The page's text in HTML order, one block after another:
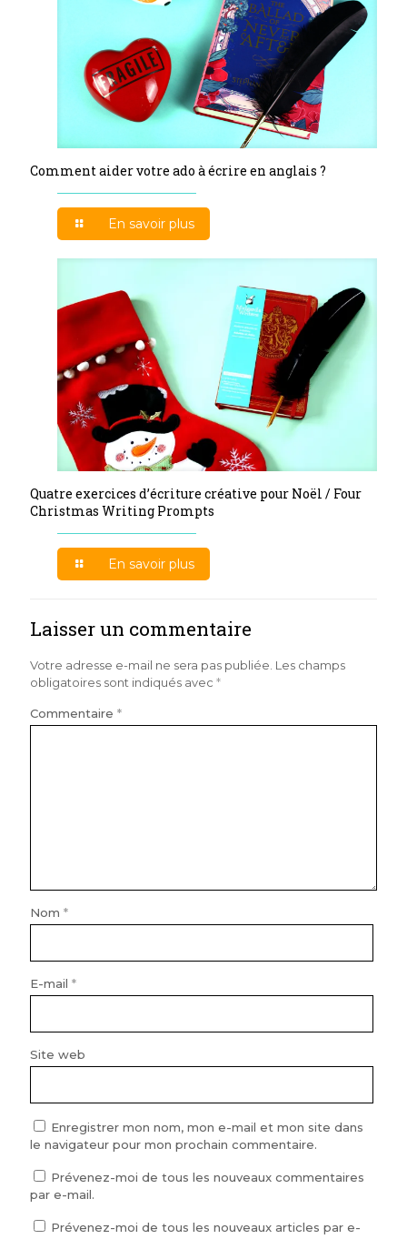
Comment aider votre ado à écrire en anglais ?
En savoir plus
Quatre exercices d’écriture créative pour Noël / Four
Christmas Writing Prompts
En savoir plus
Laisser un commentaire
Votre adresse e-mail ne sera pas publiée. Les champs
obligatoires sont indiqués avec *
Commentaire *
Nom *
E-mail *
Site web
Enregistrer mon nom, mon e-mail et mon site dans
le navigateur pour mon prochain commentaire.
Prévenez-moi de tous les nouveaux commentaires
par e-mail.
Prévenez-moi de tous les nouveaux articles par e-